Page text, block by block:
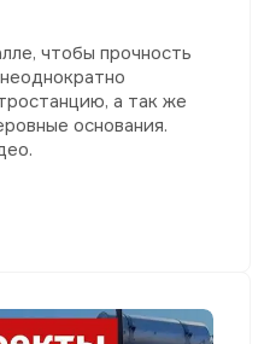
чтобы прочность
а так же
основания.